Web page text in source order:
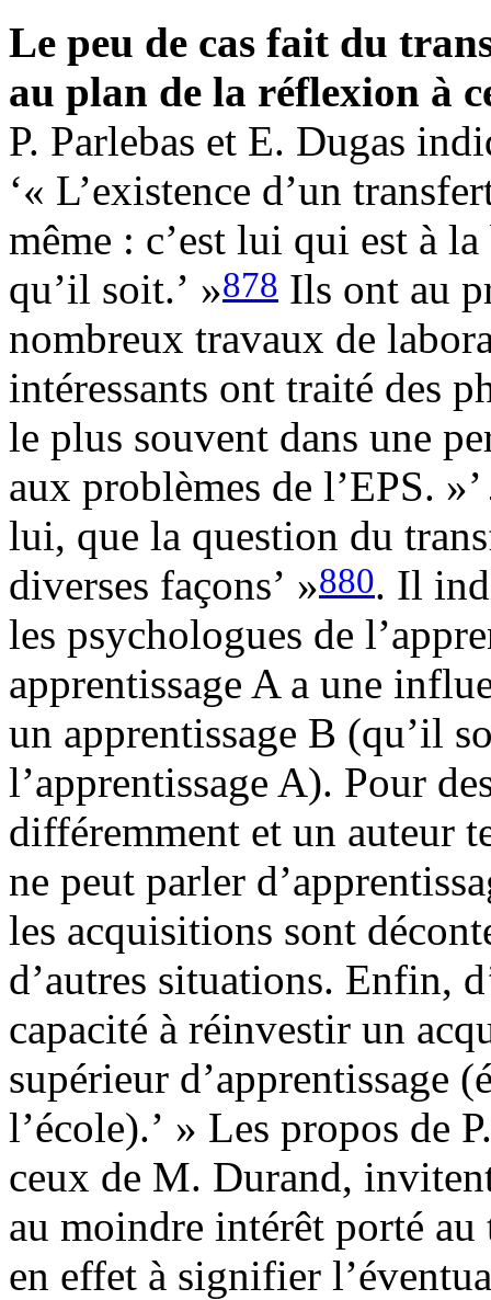
Le peu de cas fait du
au plan de la réflexion à
P. Parlebas et E. Dugas
‘« L’existence d’un
même : c’est lui qui est à
qu’il soit.’ »878 Ils ont au
nombreux travaux de
intéressants ont traité des
le plus souvent dans une
aux problèmes de l’EPS. »’
lui, que la question du
diverses façons’ »880. Il
les psychologues de
apprentissage A a une
un apprentissage B (qu’il
l’apprentissage A). Pour
différemment et un auteur
ne peut parler
les acquisitions sont
d’autres situations. Enfin,
capacité à réinvestir un
supérieur d’apprentissage
l’école).’ » Les propos de
ceux de M. Durand,
au moindre intérêt porté
en effet à signifier